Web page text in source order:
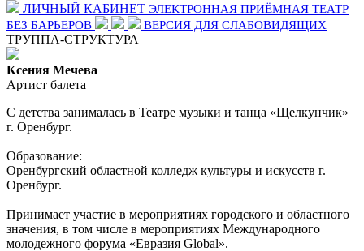
ЛИЧНЫЙ КАБИНЕТ ЭЛЕКТРОННАЯ ПРИЁМНАЯ ТЕАТР
БЕЗ БАРЬЕРОВ
ВЕРСИЯ ДЛЯ СЛАБОВИДЯЩИХ
ТРУППА-СТРУКТУРА
Ксения Мечева
Артист балета
С детства занималась в Театре музыки и танца «Щелкунчик»
г. Оренбург.
Образование:
Оренбургский областной колледж культуры и искусств г.
Оренбург.
Принимает участие в мероприятиях городского и областного
значения, в том числе в мероприятиях Международного
молодежного форума «Евразия Global».